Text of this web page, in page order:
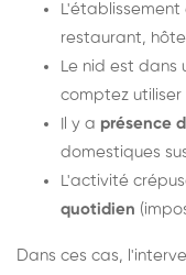
L'établissement
restaurant,
Le nid est dans
comptez utiliser
Il y a présence
domestiques
L'activité
quotidien
Dans ces cas,